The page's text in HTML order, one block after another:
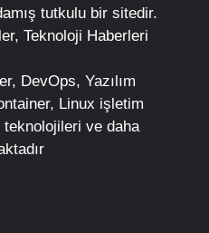
tutkulu bir sitedir.
Teknoloji Haberleri
DevOps, Yazılım
, Linux işletim
teknolojileri ve daha